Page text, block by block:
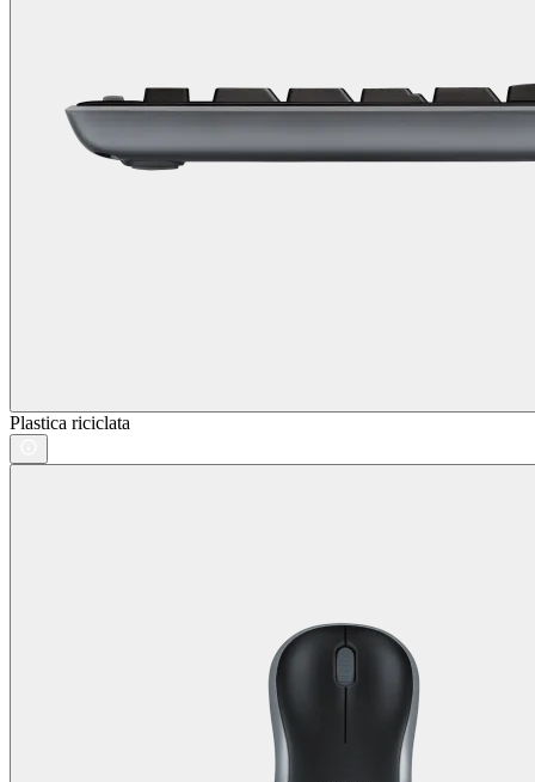
Plastica riciclata